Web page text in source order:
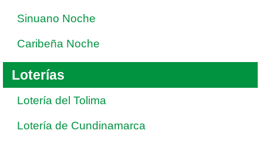
Sinuano Noche
Caribeña Noche
Loterías
Lotería del Tolima
Lotería de Cundinamarca